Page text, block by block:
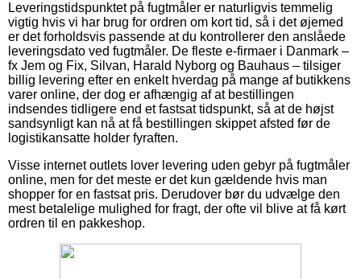
Leveringstidspunktet på fugtmåler er naturligvis temmelig
vigtig hvis vi har brug for ordren om kort tid, så i det øjemed
er det forholdsvis passende at du kontrollerer den anslåede
leveringsdato ved fugtmåler. De fleste e-firmaer i Danmark –
fx Jem og Fix, Silvan, Harald Nyborg og Bauhaus – tilsiger
billig levering efter en enkelt hverdag på mange af butikkens
varer online, der dog er afhængig af at bestillingen
indsendes tidligere end et fastsat tidspunkt, så at de højst
sandsynligt kan nå at få bestillingen skippet afsted før de
logistikansatte holder fyraften.
Visse internet outlets lover levering uden gebyr på fugtmåler
online, men for det meste er det kun gældende hvis man
shopper for en fastsat pris. Derudover bør du udvælge den
mest betalelige mulighed for fragt, der ofte vil blive at få kørt
ordren til en pakkeshop.